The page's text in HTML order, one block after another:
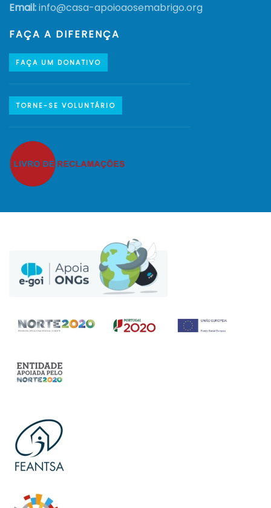
Email:info@casa-apoioaosemabrigo.org
FAÇA A DIFERENÇA
FAÇA UM DONATIVO
TORNE-SE VOLUNTÁRIO